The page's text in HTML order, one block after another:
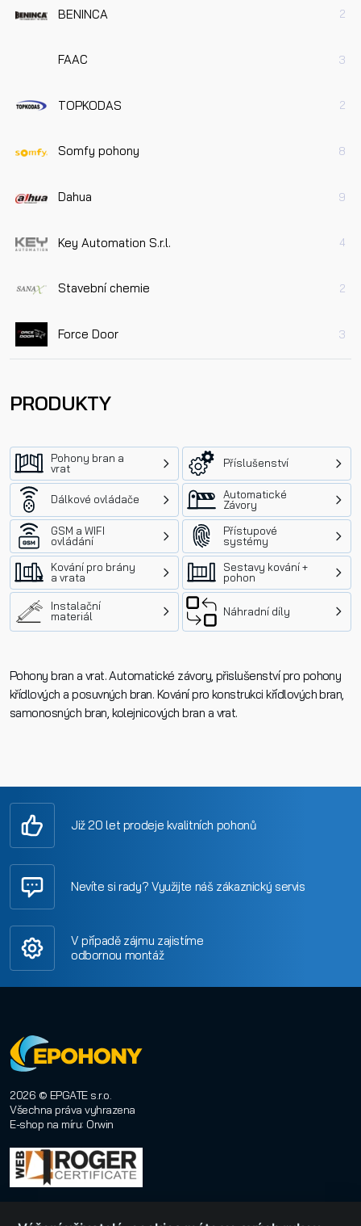
BENINCA 2
FAAC 3
TOPKODAS 2
Somfy pohony 8
Dahua 9
Key Automation S.r.l. 4
Stavební chemie 2
Force Door 3
PRODUKTY
Pohony bran a
vrat
Příslušenství
Dálkové ovládače
Automatické
Závory
GSM a WIFI
ovládání
Přístupové
systémy
Kování pro brány
a vrata
Sestavy kování +
pohon
Instalační
materiál
Náhradní díly
Pohony bran a vrat. Automatické závory, přislušenství pro pohony
křídlových a posuvných bran. Kování pro konstrukci křídlových bran,
samonosných bran, kolejnicových bran a vrat.
Již 20 let prodeje kvalitních pohonů
Nevíte si rady? Využijte náš zákaznický servis
V případě zájmu zajistíme
odbornou montáž
2026 © EPGATE s.r.o.
Všechna práva vyhrazena
E-shop na míru: Orwin